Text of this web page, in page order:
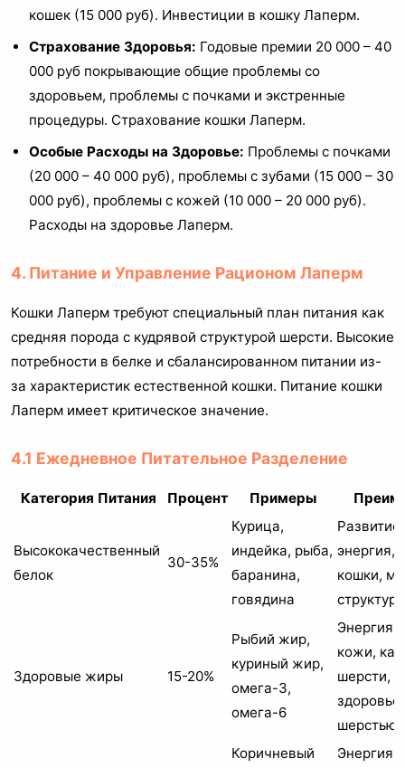
кошек (15 000 руб). Инвестиции в кошку Лаперм.
Страхование Здоровья: Годовые премии 20 000 – 40
000 руб покрывающие общие проблемы со
здоровьем, проблемы с почками и экстренные
процедуры. Страхование кошки Лаперм.
Особые Расходы на Здоровье: Проблемы с почками
(20 000 – 40 000 руб), проблемы с зубами (15 000 – 30
000 руб), проблемы с кожей (10 000 – 20 000 руб).
Расходы на здоровье Лаперм.
4. Питание и Управление Рационом Лаперм
Кошки Лаперм требуют специальный план питания как
средняя порода с кудрявой структурой шерсти. Высокие
потребности в белке и сбалансированном питании из-
за характеристик естественной кошки. Питание кошки
Лаперм имеет критическое значение.
4.1 Ежедневное Питательное Разделение
Категория Питания Процент Примеры
Высококачественный
белок
30-35%
Курица,
индейка, рыба,
баранина,
говядина
энергия,
кошки,
Здоровые жиры 15-20%
Рыбий жир,
куриный жир,
омега-3,
омега-6
Энергия,
кожи,
шерсти,
шерстью
Коричневый
Энергия,